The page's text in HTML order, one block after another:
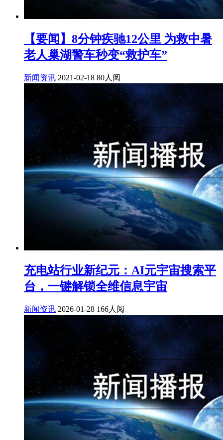
【要闻】8分钟疾驰12公里 为救中暑
老人巢湖警车秒变“救护车”
新闻资讯 2021-02-18 80人阅
充电站行业新纪元：AI元宇宙搜索平
台，一键解锁全维信息宇宙
新闻资讯 2026-01-28 166人阅